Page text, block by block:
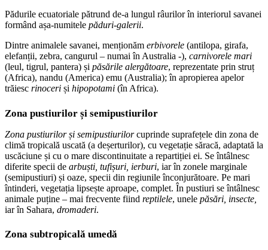
Pădurile ecuatoriale pătrund de-a lungul râurilor în interiorul savanei
formând așa-numitele păduri-galerii.
Dintre animalele savanei, menționăm erbivorele (antilopa, girafa,
elefanții, zebra, cangurul – numai în Australia -), carnivorele mari
(leul, tigrul, pantera) și păsările alergătoare, reprezentate prin struț
(Africa), nandu (America) emu (Australia); în apropierea apelor
trăiesc rinoceri și hipopotami (în Africa).
Zona pustiurilor și semipustiurilor
Zona pustiurilor și semipustiurilorcuprinde suprafețele din zona de
climă tropicală uscată (a deșerturilor), cu vegetație săracă, adaptată la
uscăciune și cu o mare discontinuitate a repartiției ei. Se întâlnesc
diferite specii de arbuști, tufișuri, ierburi, iar în zonele marginale
(semipustiuri) și oaze, specii din regiunile înconjurătoare. Pe mari
întinderi, vegetația lipsește aproape, complet. În pustiuri se întâlnesc
animale puține – mai frecvente fiind reptilele, unele păsări, insecte,
iar în Sahara, dromaderi.
Zona subtropicală umedă